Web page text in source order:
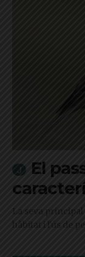
El
La seva principal
hàbitat i l'ús de